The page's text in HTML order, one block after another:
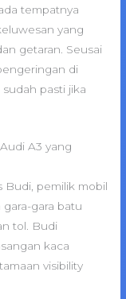
tempatnya
yang
getaran. Seusai
di
pasti jika
A3 yang
Budi, pemilik mobil
gara batu
tol. Budi
kaca
visibility